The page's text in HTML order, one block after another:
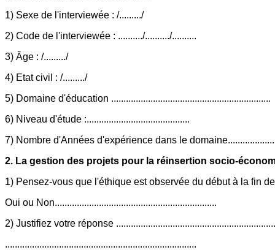
1) Sexe de l'interviewée : /........./
2) Code de l'interviewée : ........../........../..........
3) Âge : /........./
4) Etat civil : /........./
5) Domaine d'éducation .................................................................
6) Niveau d'étude :..........................................
7) Nombre d'Années d'expérience dans le
2. La gestion des projets pour la réinsertion socio-
1) Pensez-vous que l'éthique est observée du début à la fin
Oui ou Non..................................................................
2) Justifiez votre réponse
..............................................................................